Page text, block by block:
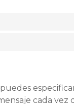
cada vez